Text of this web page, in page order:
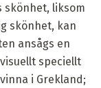
skönhet, liksom
skönhet, kan
ansågs en
speciellt
i Grekland;